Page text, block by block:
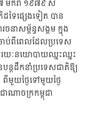
៧ មករា ១៩៧៩ ស
ទៃផ្សេងទៀត បាន
នាសម្ព័ន្ធសង្គម ក្នុង
ាប់ពីពេលដែលប្រទេស
យៈនយោបាយឈ្នះឈ្នះ
ន្តដឹកនាំប្រទេសជាតិឱ្យ
មួយថ្ងៃទៅមួយថ្ងៃ
ាណាចក្រកម្ពុជា